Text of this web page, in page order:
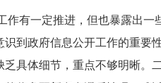
作有一定推进，但也暴露出一
识到政府信息公开工作的重要
具体细节，重点不够明晰。